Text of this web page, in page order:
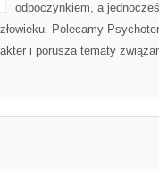
odpoczynkiem, a
Polecamy
i porusza tematy